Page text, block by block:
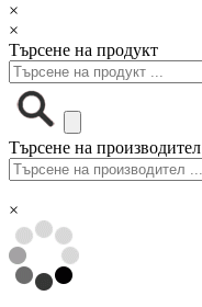
×
×
Търсене на продукт
Търсене на производител
×